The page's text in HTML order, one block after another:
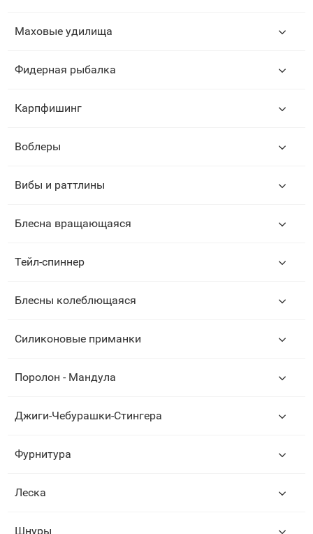
Маховые удилища
Фидерная рыбалка
Карпфишинг
Воблеры
Вибы и раттлины
Блесна вращающаяся
Тейл-спиннер
Блесны колеблющаяся
Силиконовые приманки
Поролон - Мандула
Джиги-Чебурашки-Стингера
Фурнитура
Леска
Шнуры